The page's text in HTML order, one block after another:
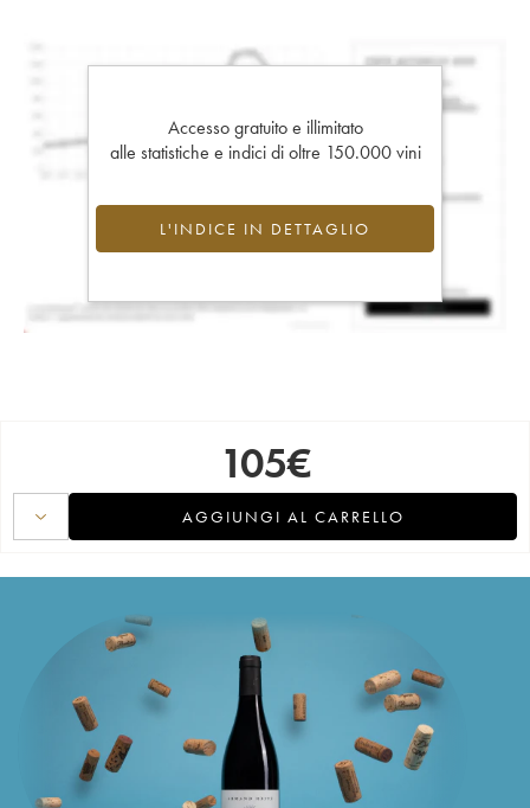
Accesso gratuito e illimitato
alle statistiche e indici di oltre 150.000 vini
L'INDICE IN DETTAGLIO
105€
AGGIUNGI AL CARRELLO